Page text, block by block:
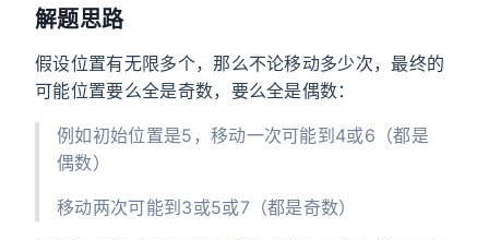
解题思路
假设位置有无限多个，那么不论移动多少次，最终的
可能位置要么全是奇数，要么全是偶数：
例如初始位置是5，移动一次可能到4或6（都是
偶数）
移动两次可能到3或5或7（都是奇数）